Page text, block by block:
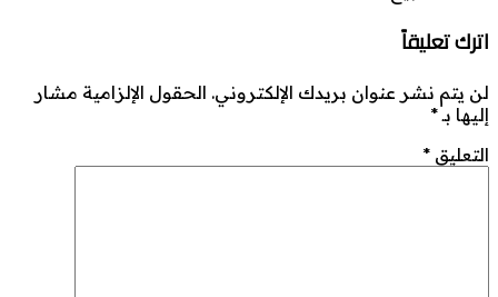
اترك تعليقاً
لن يتم نشر عنوان بريدك الإلكتروني. الحقول الإلزامية مشار
إليها بـ*
التعليق *